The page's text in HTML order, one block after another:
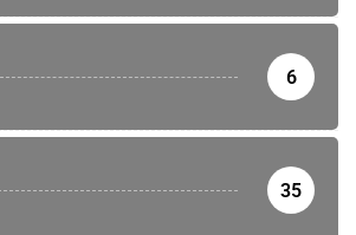
6
35